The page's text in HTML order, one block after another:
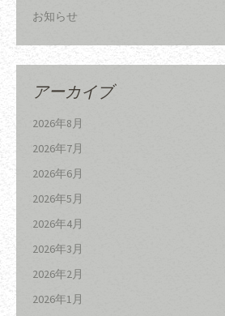
お知らせ
アーカイブ
2026年8月
2026年7月
2026年6月
2026年5月
2026年4月
2026年3月
2026年2月
2026年1月